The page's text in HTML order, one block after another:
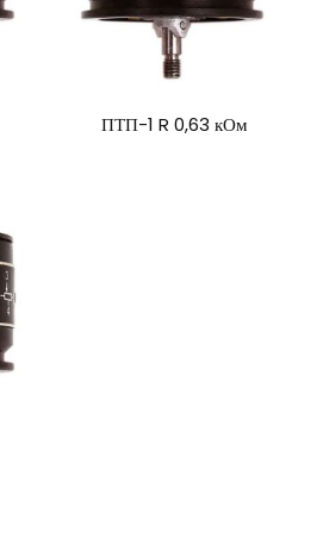
ПТП-1 R 0,63 кОм